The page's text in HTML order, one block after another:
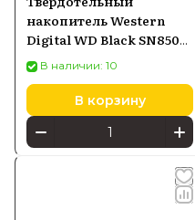
накопитель Western
Digital WD Black SN850X
с радиатором 2 ТБ M.2
WDS200T2XHE
В наличии: 10
В корзину